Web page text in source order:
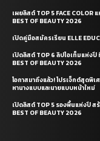
เผยลิสต์ TOP 5 FACE
BEST OF BEAUTY 2026
เปิดคู่มือสมัครเรียน ELLE
เปิดลิสต์ TOP 6 ลิปไอเท็มแห่งปี
BEST OF BEAUTY 2026
โอกาสมาถึงแล้ว! โปรเจ็กต์สุดพิเศ
หานางแบบและนายแบบหน้าใหม่
เปิดลิสต์ TOP 5 รองพื้นแห่งปี ส
BEST OF BEAUTY 2026